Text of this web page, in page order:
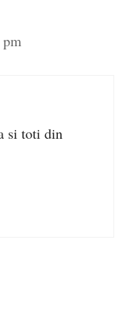
si toti din